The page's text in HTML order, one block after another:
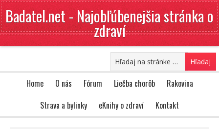
Badatel.net - Najobľúbenejšia stránka o
zdraví
Home O nás Fórum Liečba chorôb
Rakovina
Strava a bylinky
eKnihy o zdraví Kontakt